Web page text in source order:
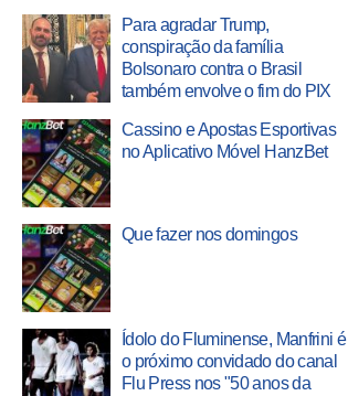
Para agradar Trump,
conspiração da família
Bolsonaro contra o Brasil
também envolve o fim do PIX
Cassino e Apostas Esportivas
no Aplicativo Móvel HanzBet
Que fazer nos domingos
Ídolo do Fluminense, Manfrini é
o próximo convidado do canal
Flu Press nos "50 anos da